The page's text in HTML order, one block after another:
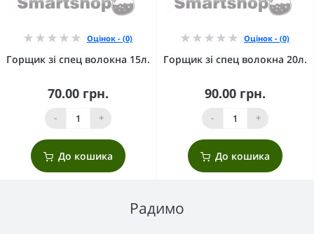
Оцінок - (0)
Горщик зі спец волокна 15л.
70.00 грн.
- +
До кошика
Оцінок - (0)
Горщик зі спец волокна 20л.
90.00 грн.
- +
До кошика
Радимо